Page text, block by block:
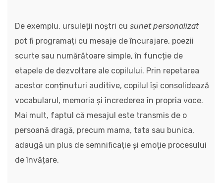
De exemplu, ursuleții noștri cu sunet personalizat
pot fi programați cu mesaje de încurajare, poezii
scurte sau numărătoare simple, în funcție de
etapele de dezvoltare ale copilului. Prin repetarea
acestor conținuturi auditive, copilul își consolidează
vocabularul, memoria și încrederea în propria voce.
Mai mult, faptul că mesajul este transmis de o
persoană dragă, precum mama, tata sau bunica,
adaugă un plus de semnificație și emoție procesului
de învățare.